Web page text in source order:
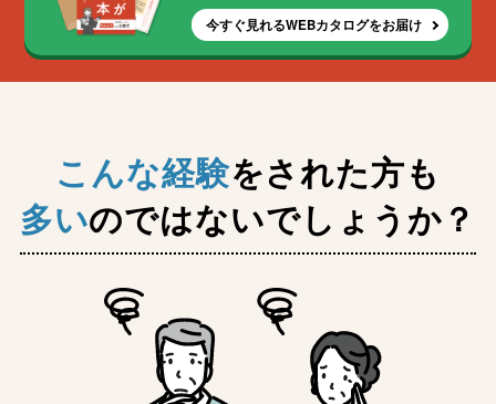
今すぐ見れるWEBカタログをお届け
こんな経験をされた方も
多いのではないでしょうか？